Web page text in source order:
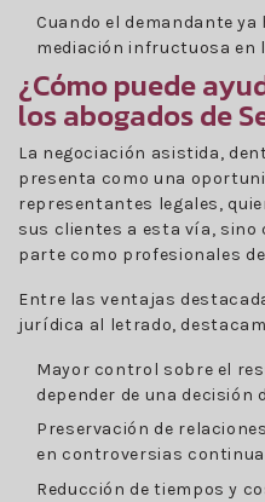
Cuando el demandante
mediación infructuosa en
¿Cómo puede
los abogados de
La negociación asistida,
presenta como una
representantes legales,
sus clientes a esta vía, sino
parte como profesionales
Entre las ventajas
jurídica al letrado,
Mayor control sobre el
depender de una decisión
Preservación de
en controversias
Reducción de tiempos y